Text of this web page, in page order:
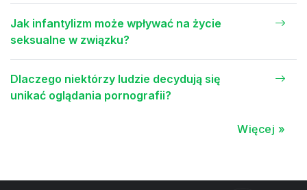
Jak infantylizm może wpływać na życie
seksualne w związku?
Dlaczego niektórzy ludzie decydują się
unikać oglądania pornografii?
Więcej »